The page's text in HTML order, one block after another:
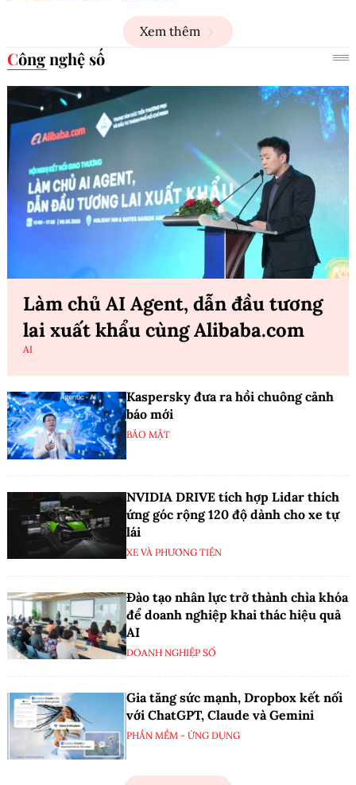
Xem thêm
Công nghệ số
Làm chủ AI Agent, dẫn đầu tương
lai xuất khẩu cùng Alibaba.com
AI
Kaspersky đưa ra hồi chuông cảnh
báo mới
BẢO MẬT
NVIDIA DRIVE tích hợp Lidar thích
ứng góc rộng 120 độ dành cho xe tự
lái
XE VÀ PHƯƠNG TIỆN
Đào tạo nhân lực trở thành chìa khóa
để doanh nghiệp khai thác hiệu quả
AI
DOANH NGHIỆP SỐ
Gia tăng sức mạnh, Dropbox kết nối
với ChatGPT, Claude và Gemini
PHẦN MỀM - ỨNG DỤNG